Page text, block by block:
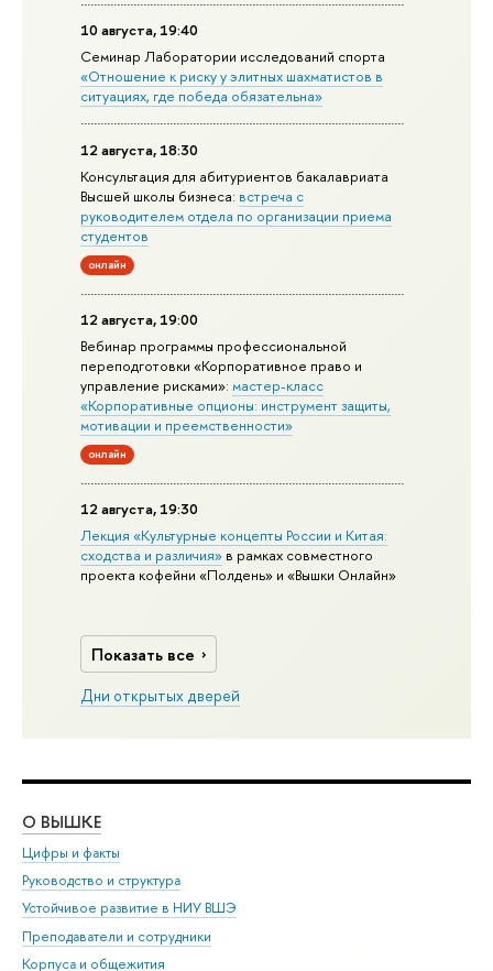
10 августа, 19:40
Семинар Лаборатории исследований спорта
«Отношение к риску у элитных шахматистов в
ситуациях, где победа обязательна»
12 августа, 18:30
Консультация для абитуриентов бакалавриата
Высшей школы бизнеса: встреча с
руководителем отдела по организации приема
студентов
онлайн
12 августа, 19:00
Вебинар программы профессиональной
переподготовки «Корпоративное право и
управление рисками»:мастер-класс
«Корпоративные опционы: инструмент защиты,
мотивации и преемственности»
онлайн
12 августа, 19:30
Лекция «Культурные концепты России и Китая:
сходства и различия» в рамках совместного
проекта кофейни «Полдень» и «Вышки Онлайн»
Показать все
Дни открытых дверей
О ВЫШКЕ
Цифры и факты
Руководство и структура
Устойчивое развитие в НИУ ВШЭ
Преподаватели и сотрудники
Корпуса и общежития